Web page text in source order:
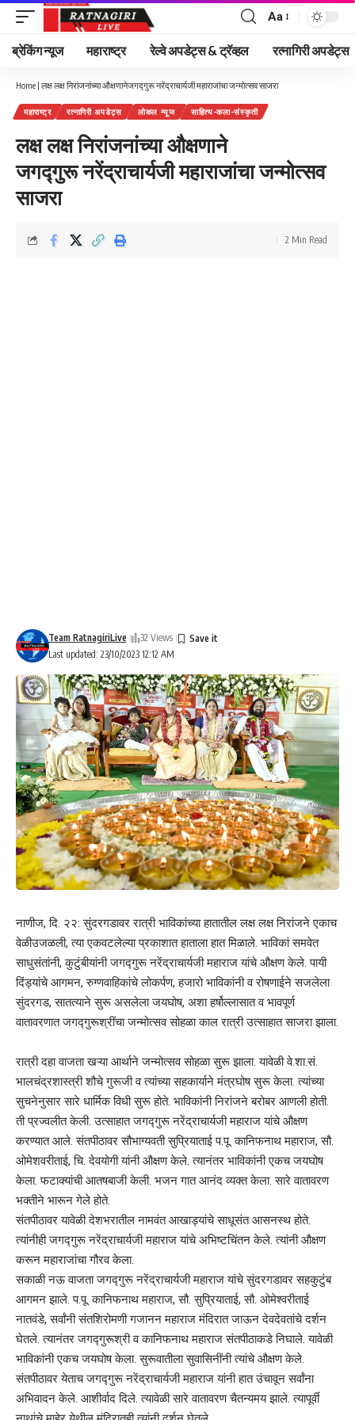
Font
Resizer
Aa
ब्रेकिंग न्यूज महाराष्ट्र रेल्वे अपडेट्स & ट्रॅव्हल रत्नागिरी अपडेट्स
Home | लक्ष लक्ष निरांजनांच्या औक्षणानेजगद्गुरू नरेंद्राचार्यजी महाराजांचा जन्मोत्सव साजरा
महाराष्ट्र रत्नागिरी अपडेट्स लोकल न्यूज साहित्य-कला-संस्कृती
लक्ष लक्ष निरांजनांच्या औक्षणाने
जगद्गुरू नरेंद्राचार्यजी महाराजांचा जन्मोत्सव
साजरा
Last updated: 23/10/2023 12:12 AM
Team RatnagiriLive 32 Views
2 Min Read
नाणीज, दि. २२: सुंदरगडावर रात्री भाविकांच्या हातातील लक्ष लक्ष निरांजने एकाच
वेळीउजळली, त्या एकवटलेल्या प्रकाशात हाताला हात मिळाले. भाविकां समवेत
साधुसंतांनी, कुटुंबीयांनी जगद्गुरू नरेंद्राचार्यजी महाराज यांचे औक्षण केले. पायी
दिंड्यांचे आगमन, रुग्णवाहिकांचे लोकर्पण, हजारो भाविकांनी व रोषणाईने सजलेला
सुंदरगड, सातत्याने सुरू असलेला जयघोष, अशा हर्षोल्लासात व भावपूर्ण
वातावरणात जगद्गुरूश्रींचा जन्मोत्सव सोहळा काल रात्री उत्साहात साजरा झाला.
रात्री दहा वाजता खऱ्या आर्थाने जन्मोत्सव सोहळा सुरू झाला. यावेळी वे.शा.सं.
भालचंद्रशास्त्री शौचे गुरूजी व त्यांच्या सहकार्याने मंत्रघोष सुरू केला. त्यांच्या
सुचनेनुसार सारे धार्मिक विधी सुरू होते. भाविकांनी निरांजने बरोबर आणली होती.
ती प्रज्वलीत केली. उत्साहात जगद्गुरू नरेंद्राचार्यजी महाराज यांचे औक्षण
करण्यात आले. संतपीठावर सौभाग्यवती सुप्रियाताई प.पू. कानिफनाथ महाराज, सौ.
ओमेशवरीताई, चि. देवयोगी यांनी औक्षण केले. त्यानंतर भाविकांनी एकच जयघोष
केला. फटाक्यांची आतषबाजी केली. भजन गात आनंद व्यक्त केला. सारे वातावरण
भक्तीने भारून गेले होते.
संतपीठावर यावेळी देशभरातील नामवंत आखाड्यांचे साधूसंत आसनस्थ होते.
त्यांनीही जगद्गुरू नरेंद्राचार्यजी महाराज यांचे अभिष्टचिंतन केले. त्यांनी औक्षण
करून महाराजांचा गौरव केला.
सकाळी नऊ वाजता जगद्गुरू नरेंद्राचार्यजी महाराज यांचे सुंदरगडावर सहकुटुंब
आगमन झाले. प.पू. कानिफनाथ महाराज, सौ. सुप्रियाताई, सौ. ओमेश्वरीताई
नातवंडे, सर्वांनी संतशिरोमणी गजानन महाराज मंदिरात जाऊन देवदेवतांचे दर्शन
घेतले. त्यानंतर जगद्गुरूश्री व कानिफनाथ महाराज संतपीठाकडे निघाले. यावेळी
भाविकांनी एकच जयघोष केला. सुरूवातीला सुवासिनींनी त्यांचे औक्षण केले.
संतपीठावर येताच जगद्गुरू नरेंद्राचार्यजी महाराज यांनी हात उंचावून सर्वांना
अभिवादन केले. आशीर्वाद दिले. त्यावेळी सारे वातावरण चैतन्यमय झाले. त्यापूर्वी